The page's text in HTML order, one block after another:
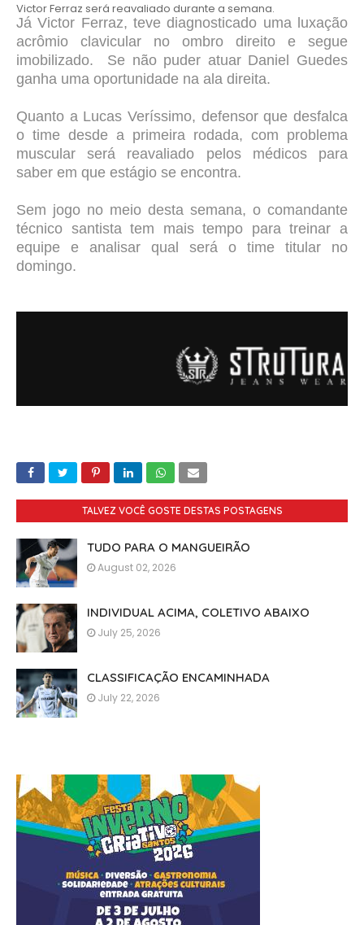
Victor Ferraz será reavaliado durante a semana.
Já Victor Ferraz, teve diagnosticado uma luxação
acrômio clavicular no ombro direito e segue
imobilizado. Se não puder atuar Daniel Guedes
ganha uma oportunidade na ala direita.
Quanto a Lucas Veríssimo, defensor que desfalca
o time desde a primeira rodada, com problema
muscular será reavaliado pelos médicos para
saber em que estágio se encontra.
Sem jogo no meio desta semana, o comandante
técnico santista tem mais tempo para treinar a
equipe e analisar qual será o time titular no
domingo.
TALVEZ VOCÊ GOSTE DESTAS POSTAGENS
TUDO PARA O MANGUEIRÃO
August 02, 2026
INDIVIDUAL ACIMA, COLETIVO ABAIXO
July 25, 2026
CLASSIFICAÇÃO ENCAMINHADA
July 22, 2026